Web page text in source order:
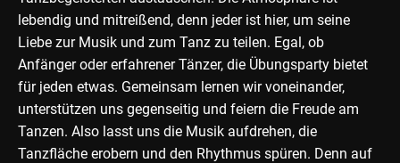
lebendig und mitreißend, denn jeder ist hier, um seine
Liebe zur Musik und zum Tanz zu teilen. Egal, ob
Anfänger oder erfahrener Tänzer, die Übungsparty bietet
für jeden etwas. Gemeinsam lernen wir voneinander,
unterstützen uns gegenseitig und feiern die Freude am
Tanzen. Also lasst uns die Musik aufdrehen, die
Tanzfläche erobern und den Rhythmus spüren. Denn auf